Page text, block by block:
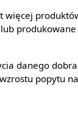
więcej
produkowane
danego
popytu na